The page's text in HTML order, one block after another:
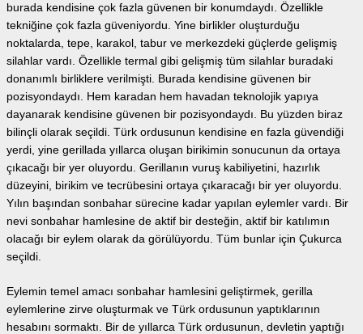
burada kendisine çok fazla güvenen bir konumdaydı. Özellikle
tekniğine çok fazla güveniyordu. Yine birlikler oluşturduğu
noktalarda, tepe, karakol, tabur ve merkezdeki güçlerde gelişmiş
silahlar vardı. Özellikle termal gibi gelişmiş tüm silahlar buradaki
donanımlı birliklere verilmişti. Burada kendisine güvenen bir
pozisyondaydı. Hem karadan hem havadan teknolojik yapıya
dayanarak kendisine güvenen bir pozisyondaydı. Bu yüzden biraz
bilinçli olarak seçildi. Türk ordusunun kendisine en fazla güvendiği
yerdi, yine gerillada yıllarca oluşan birikimin sonucunun da ortaya
çıkacağı bir yer oluyordu. Gerillanın vuruş kabiliyetini, hazırlık
düzeyini, birikim ve tecrübesini ortaya çıkaracağı bir yer oluyordu.
Yılın başından sonbahar sürecine kadar yapılan eylemler vardı. Bir
nevi sonbahar hamlesine de aktif bir desteğin, aktif bir katılımın
olacağı bir eylem olarak da görülüyordu. Tüm bunlar için Çukurca
seçildi.
Eylemin temel amacı sonbahar hamlesini geliştirmek, gerilla
eylemlerine zirve oluşturmak ve Türk ordusunun yaptıklarının
hesabını sormaktı. Bir de yıllarca Türk ordusunun, devletin yaptığı